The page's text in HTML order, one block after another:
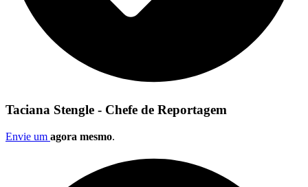
Taciana Stengle - Chefe de Reportagem
Envie um agora mesmo.